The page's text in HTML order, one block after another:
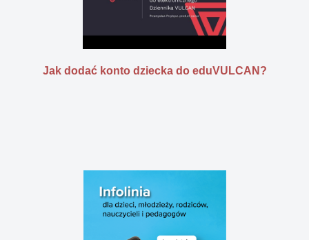
Jak dodać konto dziecka do eduVULCAN?